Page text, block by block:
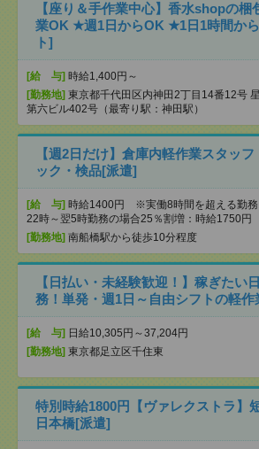
【座り＆手作業中心】香水shopの
業OK ★週1日からOK ★1日1時間か
ト]
[給 与] 時給1,400円～
[勤務地] 東京都千代田区内神田2丁目14番12号
第六ビル402号（最寄り駅：神田駅）
【週2日だけ】倉庫内軽作業スタッ
ック・検品[派遣]
[給 与] 時給1400円 ※実働8時間を超える勤務
22時～翌5時勤務の場合25％割増：時給1750円
[勤務地] 南船橋駅から徒歩10分程度
【日払い・未経験歓迎！】稼ぎたい
務！単発・週1日～自由シフトの軽
[給 与] 日給10,305円～37,204円
[勤務地] 東京都足立区千住東
特別時給1800円【ヴァレクストラ】
日本橋[派遣]